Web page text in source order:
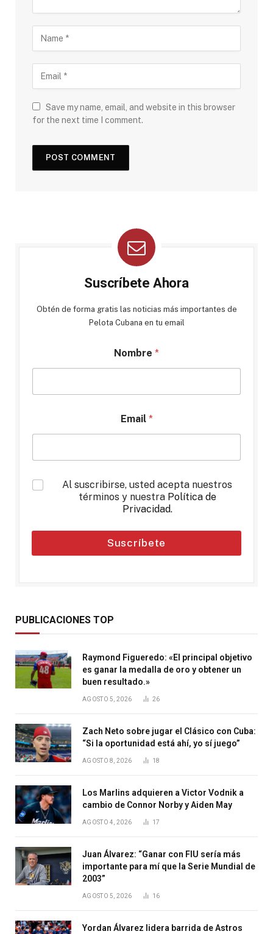
Save my name, email, and website in this browser
for the next time I comment.
Suscríbete Ahora
Obtén de forma gratis las noticias más importantes de
Pelota Cubana en tu email
Nombre *
Email *
*
Al suscribirse, usted acepta nuestros
términos y nuestra Política de
Privacidad.
Suscríbete
PUBLICACIONES TOP
Raymond Figueredo: «El principal objetivo
es ganar la medalla de oro y obtener un
buen resultado.»
AGOSTO 5, 2026 26
Zach Neto sobre jugar el Clásico con Cuba:
“Si la oportunidad está ahí, yo sí juego”
AGOSTO 8, 2026 18
Los Marlins adquieren a Victor Vodnik a
cambio de Connor Norby y Aiden May
AGOSTO 4, 2026 17
Juan Álvarez: “Ganar con FIU sería más
importante para mí que la Serie Mundial de
2003”
AGOSTO 5, 2026 16
Yordan Álvarez lidera barrida de Astros